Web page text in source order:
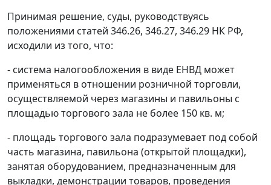
Принимая решение, суды, руководствуясь
положениями статей 346.26, 346.27, 346.29 НК РФ,
исходили из того, что:
- система налогообложения в виде ЕНВД может
применяться в отношении розничной торговли,
осуществляемой через магазины и павильоны с
площадью торгового зала не более 150 кв. м;
- площадь торгового зала подразумевает под собой
часть магазина, павильона (открытой площадки),
занятая оборудованием, предназначенным для
выкладки, демонстрации товаров, проведения